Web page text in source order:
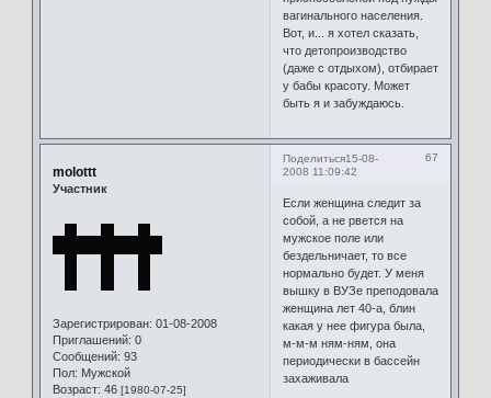
вагинального населения.
Вот, и... я хотел сказать,
что детопроизводство
(даже с отдыхом), отбирает
у бабы красоту. Может
быть я и забуждаюсь.
Поделиться 67
15-08-
2008 11:09:42
molottt
Участник
Зарегистрирован: 01-08-2008
Приглашений: 0
Сообщений: 93
Пол: Мужской
Возраст: 46 [1980-07-25]
Если женщина следит за
собой, а не рвется на
мужское поле или
бездельничает, то все
нормально будет. У меня
вышку в ВУЗе преподовала
женщина лет 40-а, блин
какая у нее фигура была,
м-м-м ням-ням, она
периодически в бассейн
захаживала